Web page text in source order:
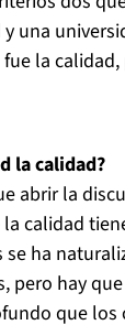
una
la
la calidad?
abrir la
calidad
se ha
pero hay
que